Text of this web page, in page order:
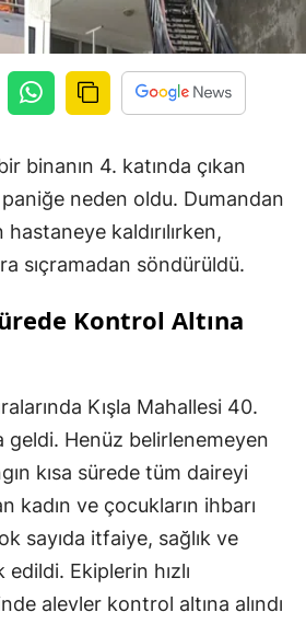
binanın 4. katında çıkan
neden oldu. Dumandan
kaldırılırken,
sıçramadan söndürüldü.
Kontrol Altına
Kışla Mahallesi 40.
geldi. Henüz belirlenemeyen
kısa sürede tüm daireyi
kadın ve çocukların ihbarı
sayıda itfaiye, sağlık ve
Ekiplerin hızlı
alevler kontrol altına alındı